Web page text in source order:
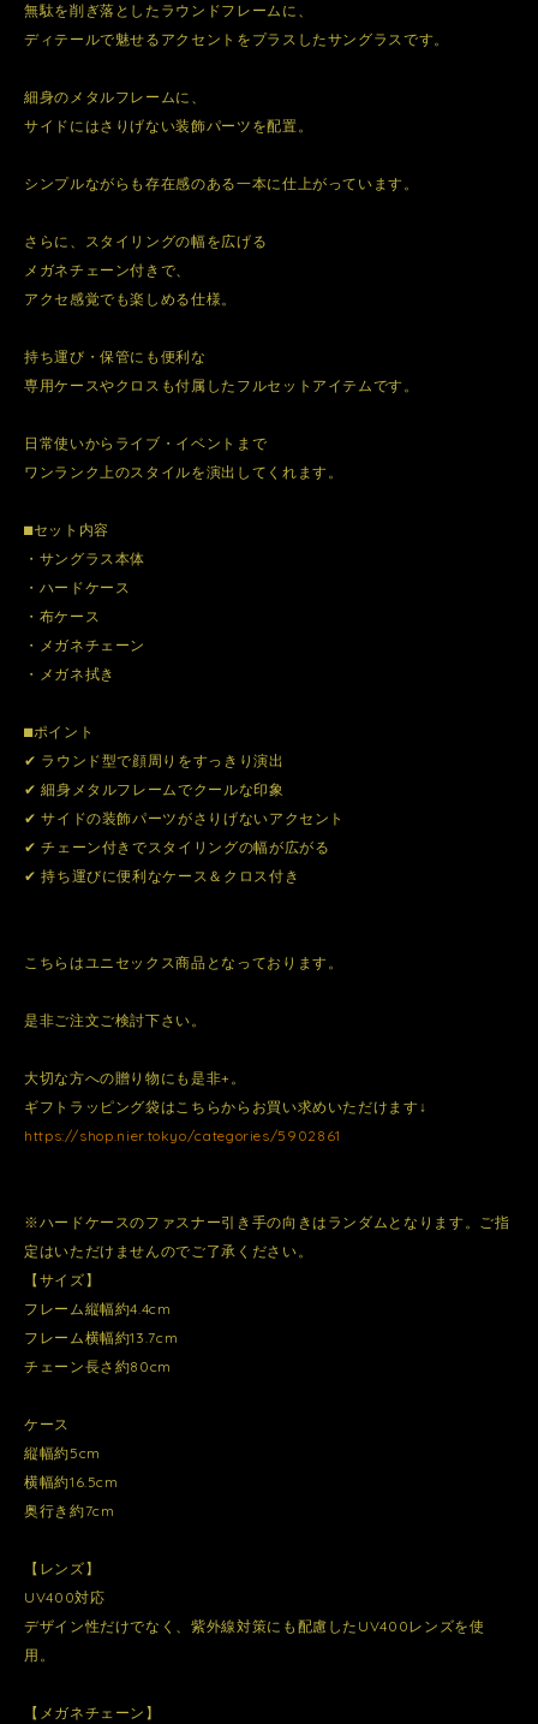
無駄を削ぎ落としたラウンドフレームに、
ディテールで魅せるアクセントをプラスしたサングラスです。
細身のメタルフレームに、
サイドにはさりげない装飾パーツを配置。
シンプルながらも存在感のある一本に仕上がっています。
さらに、スタイリングの幅を広げる
メガネチェーン付きで、
アクセ感覚でも楽しめる仕様。
持ち運び・保管にも便利な
専用ケースやクロスも付属したフルセットアイテムです。
日常使いからライブ・イベントまで
ワンランク上のスタイルを演出してくれます。
⬛︎セット内容
・サングラス本体
・ハードケース
・布ケース
・メガネチェーン
・メガネ拭き
⬛︎ポイント
✔ ラウンド型で顔周りをすっきり演出
✔ 細身メタルフレームでクールな印象
✔ サイドの装飾パーツがさりげないアクセント
✔ チェーン付きでスタイリングの幅が広がる
✔ 持ち運びに便利なケース＆クロス付き
こちらはユニセックス商品となっております。
是非ご注文ご検討下さい。
大切な方への贈り物にも是非+。
ギフトラッピング袋はこちらからお買い求めいただけます↓
https://shop.nier.tokyo/categories/5902861⁠
※ハードケースのファスナー引き手の向きはランダムとなります。ご指
定はいただけませんのでご了承ください。
【サイズ】
フレーム縦幅約4.4cm
フレーム横幅約13.7cm
チェーン長さ約80cm
ケース
縦幅約5cm
横幅約16.5cm
奥行き約7cm
【レンズ】
UV400対応
デザイン性だけでなく、紫外線対策にも配慮したUV400レンズを使
用。
【メガネチェーン】